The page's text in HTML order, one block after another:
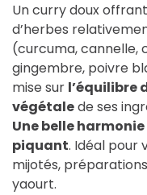
Un curry doux
d’herbes
(curcuma, cannelle,
gingembre, poivre
mise sur l’équilibre
végétalede ses
Une belle
piquant. Idéal pour
mijotés,
yaourt.